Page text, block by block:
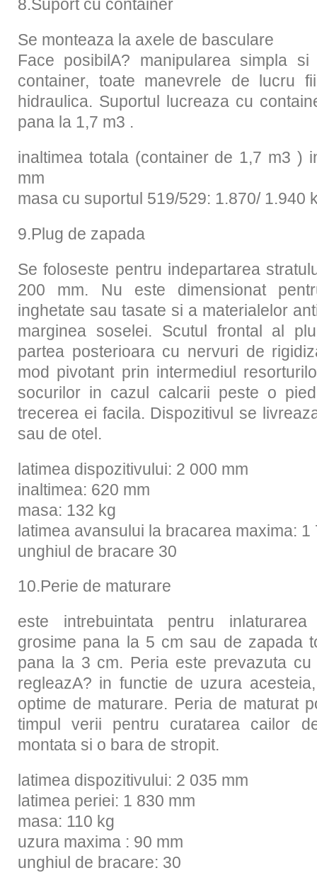
8.Suport cu container
Se monteaza la axele de basculare
Face posibilA? manipularea simpla
container, toate manevrele de lucru
hidraulica. Suportul lucreaza cu
pana la 1,7 m3 .
inaltimea totala (container de 1,7 m3 )
mm
masa cu suportul 519/529: 1.870/ 1.940
9.Plug de zapada
Se foloseste pentru indepartarea
200 mm. Nu este dimensionat
inghetate sau tasate si a materialelor
marginea soselei. Scutul frontal al
partea posterioara cu nervuri de
mod pivotant prin intermediul
socurilor in cazul calcarii peste o
trecerea ei facila. Dispozitivul se
sau de otel.
latimea dispozitivului: 2 000 mm
inaltimea: 620 mm
masa: 132 kg
latimea avansului la bracarea maxima: 1
unghiul de bracare 30
10.Perie de maturare
este intrebuintata pentru
grosime pana la 5 cm sau de zapada
pana la 3 cm. Peria este prevazuta
regleazA? in functie de uzura
optime de maturare. Peria de maturat
timpul verii pentru curatarea cailor
montata si o bara de stropit.
latimea dispozitivului: 2 035 mm
latimea periei: 1 830 mm
masa: 110 kg
uzura maxima : 90 mm
unghiul de bracare: 30